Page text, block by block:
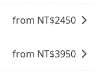
省50%的交通費
就在周邊，租車一
時間做租還動作，
花費30分鐘做簽約
from NT$2450
from NT$3950